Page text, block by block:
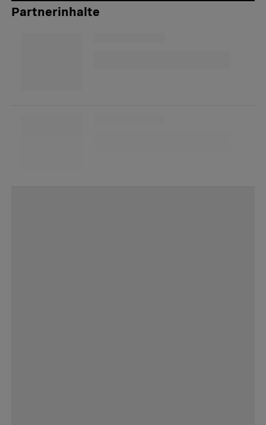
Partnerinhalte